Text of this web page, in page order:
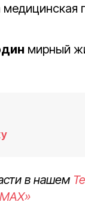
мирный
в нашем